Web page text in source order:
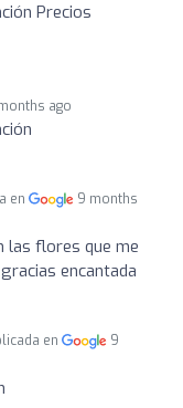
Precios
ago
en
9 months
las flores que me
encantada
en
9